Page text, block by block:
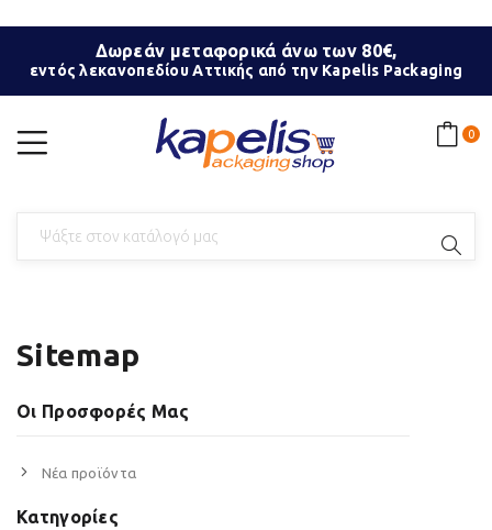
Δωρεάν μεταφορικά άνω των 80€,
εντός λεκανοπεδίου Αττικής από την Kapelis Packaging
0
Sitemap
Οι Προσφορές Μας
Νέα προϊόντα
Κατηγορίες